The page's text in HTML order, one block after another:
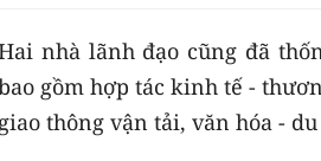
nhà lãnh đạo cũng đã
gồm hợp tác kinh tế -
giao thông vận tải, văn hóa -